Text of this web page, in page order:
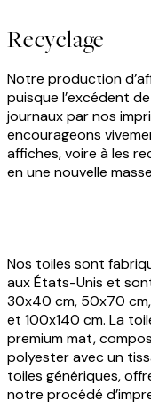
Recyclage
Notre production
puisque l’excédent
journaux par nos
encourageons
affiches, voire à les
en une nouvelle
Nos toiles sont
aux États-Unis et
30x40 cm, 50x70
et 100x140 cm. La
premium mat,
polyester avec un
toiles génériques,
notre procédé